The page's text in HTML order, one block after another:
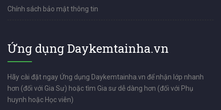
Chính sách bảo mật thông tin
Ứng dụng Daykemtainha.vn
Hãy cài đặt ngay Ứng dụng Daykemtainha.vn để nhận lớp nhanh
hơn (đối với Gia Sư) hoặc tìm Gia sư dễ dàng hơn (đối với Phụ
huynh hoặc Học viên)